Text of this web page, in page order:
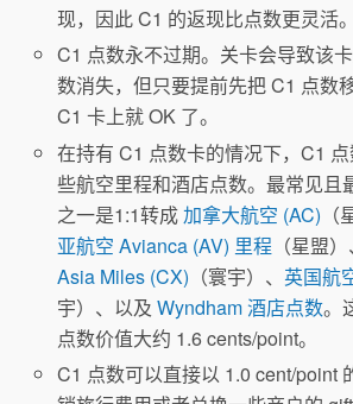
现，因此 C1 的返现比点数更灵活。
C1 点数永不过期。关卡会导致该
数消失，但只要提前先把 C1 点数
C1 卡上就 OK 了。
在持有 C1 点数卡的情况下，C1
些航空里程和酒店点数。最常见且
之一是1:1转成加拿大航空 (AC)
亚航空 Avianca (AV) 里程 （星盟）、
Asia Miles (CX) （寰宇）、 英国航
宇）、以及Wyndham 酒店点数。
点数价值大约 1.6 cents/point。
C1 点数可以直接以 1.0 cent/point